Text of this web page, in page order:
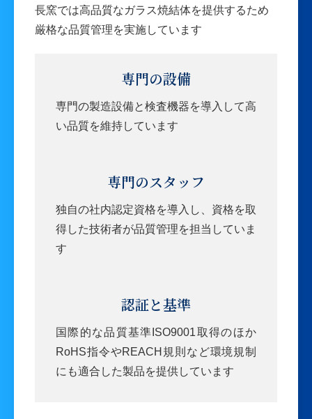
長窯では高品質なガラス焼結体を提供するため
厳格な品質管理を実施しています
専門の設備
専門の製造設備と検査機器を導入して高
い品質を維持しています
専門のスタッフ
独自の社内認定資格を導入し、資格を取
得した技術者が品質管理を担当していま
す
認証と基準
国際的な品質基準ISO9001取得のほか
RoHS指令やREACH規則など環境規制
にも適合した製品を提供しています